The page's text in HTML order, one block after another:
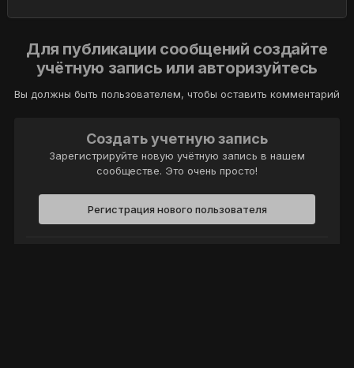
Для публикации сообщений создайте
учётную запись или авторизуйтесь
Вы должны быть пользователем, чтобы оставить комментарий
Создать учетную запись
Зарегистрируйте новую учётную запись в нашем
сообществе. Это очень просто!
Регистрация нового пользователя